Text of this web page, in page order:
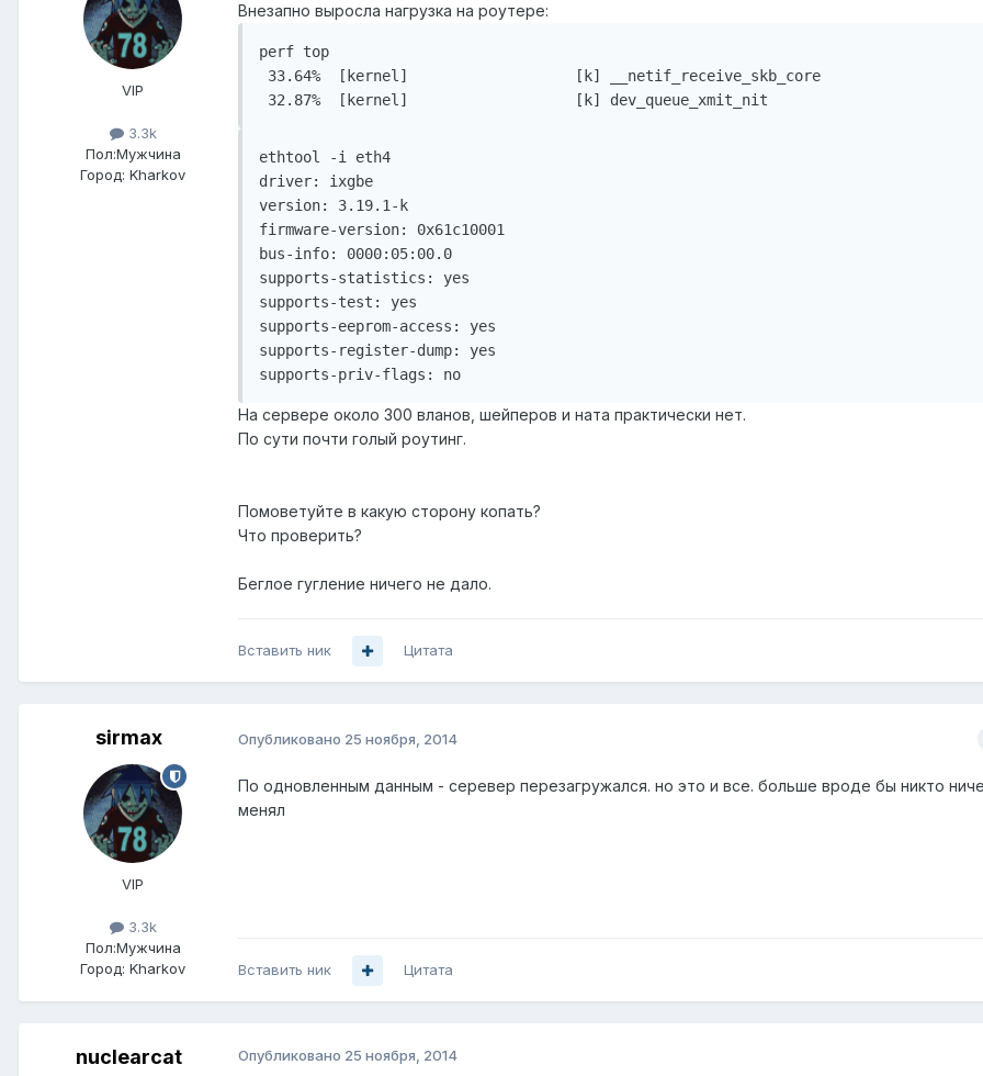
VIP
3.3k
Пол:Мужчина
Город: Kharkov
Внезапно выросла нагрузка на роутере:
perf top
33.64%  [kernel]
ethtool -i eth4
driver: ixgbe
version: 3.19.1-k
firmware-version: 0x61c10001
bus-info: 0000:05:00.0
supports-statistics: yes
supports-test: yes
supports-eeprom-access: yes
supports-register-dump: yes
На сервере около 300 вланов, шейперов и ната практически нет.
По сути почти голый роутинг.
Помоветуйте в какую сторону копать?
Что проверить?
Беглое гугление ничего не дало.
Вставить ник Цитата
sirmax
VIP
3.3k
Пол:Мужчина
Город: Kharkov
Опубликовано 25 ноября, 2014
По одновленным данным - серевер перезагружался. но это и все. больше вроде бы никто
менял
Вставить ник Цитата
nuclearcat Опубликовано 25 ноября, 2014